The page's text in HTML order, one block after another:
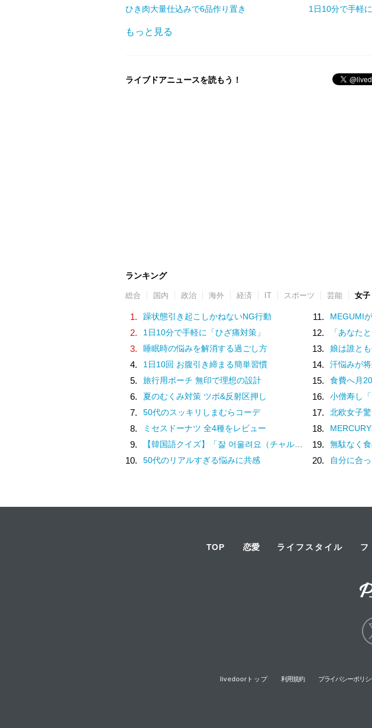
ひき肉大量仕込みで6品作り置き
1日10分で手軽
もっと見る
ライブドアニュースを読もう！
ランキング
総合 国内 政治 海外 経済 IT スポーツ 芸能 女子
1. 躁状態引き起こしかねないNG行動
2. 1日10分で手軽に「ひざ痛対策」
3. 睡眠時の悩みを解消する過ごし方
4. 1日10回 お腹引き締まる簡単習慣
5. 旅行用ポーチ 無印で理想の設計
6. 夏のむくみ対策 ツボ&反射区押し
7. 50代のスッキリしまむらコーデ
8. ミセスドーナツ 全4種をレビュー
9. 【韓国語クイズ】「잘 어울려요（チャル オウルリョヨ）」の意味は？褒め言葉です♡
10. 50代のリアルすぎる悩みに共感
11. MEGUMIが語るFlora
12. 「あなたと一緒に子どもを作
13. 娘は誰とも会話していない？ 不自
14. 汗悩みが
15. 食費へ月
16. 小僧寿し「
17. 北欧女子
18. MERCURYDUO×ハリ
19. 無駄なく
20. 自分に合った食生活は
TOP 恋愛 ライフスタイル フ
livedoorトップ 利用規約 プライバシーポリシ